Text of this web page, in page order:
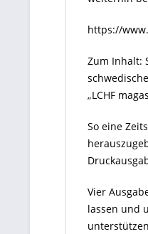
https://
Zum Inhalt:
„LCHF
So eine
Vier
lassen und